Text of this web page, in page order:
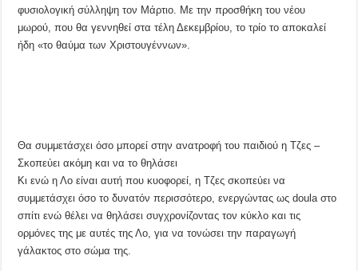
φυσιολογική σύλληψη τον Μάρτιο. Με την προσθήκη του νέου
μωρού, που θα γεννηθεί στα τέλη Δεκεμβρίου, το τρίο το αποκαλεί
ήδη «το θαύμα των Χριστουγέννων».
Θα συμμετάσχει όσο μπορεί στην ανατροφή του παιδιού η Τζες –
Σκοπεύει ακόμη και να το θηλάσει
Κι ενώ η Λο είναι αυτή που κυοφορεί, η Τζες σκοπεύει να
συμμετάσχει όσο το δυνατόν περισσότερο, ενεργώντας ως doula στο
σπίτι ενώ θέλει να θηλάσει συγχρονίζοντας τον κύκλο και τις
ορμόνες της με αυτές της Λο, για να τονώσει την παραγωγή
γάλακτος στο σώμα της.